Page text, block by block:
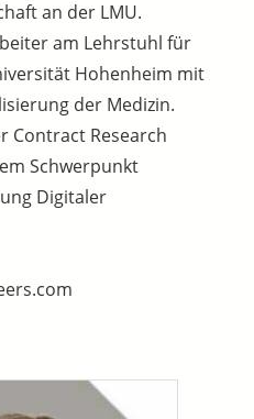
an der LMU.
am Lehrstuhl für
Hohenheim mit
der Medizin.
Contract Research
Schwerpunkt
Digitaler